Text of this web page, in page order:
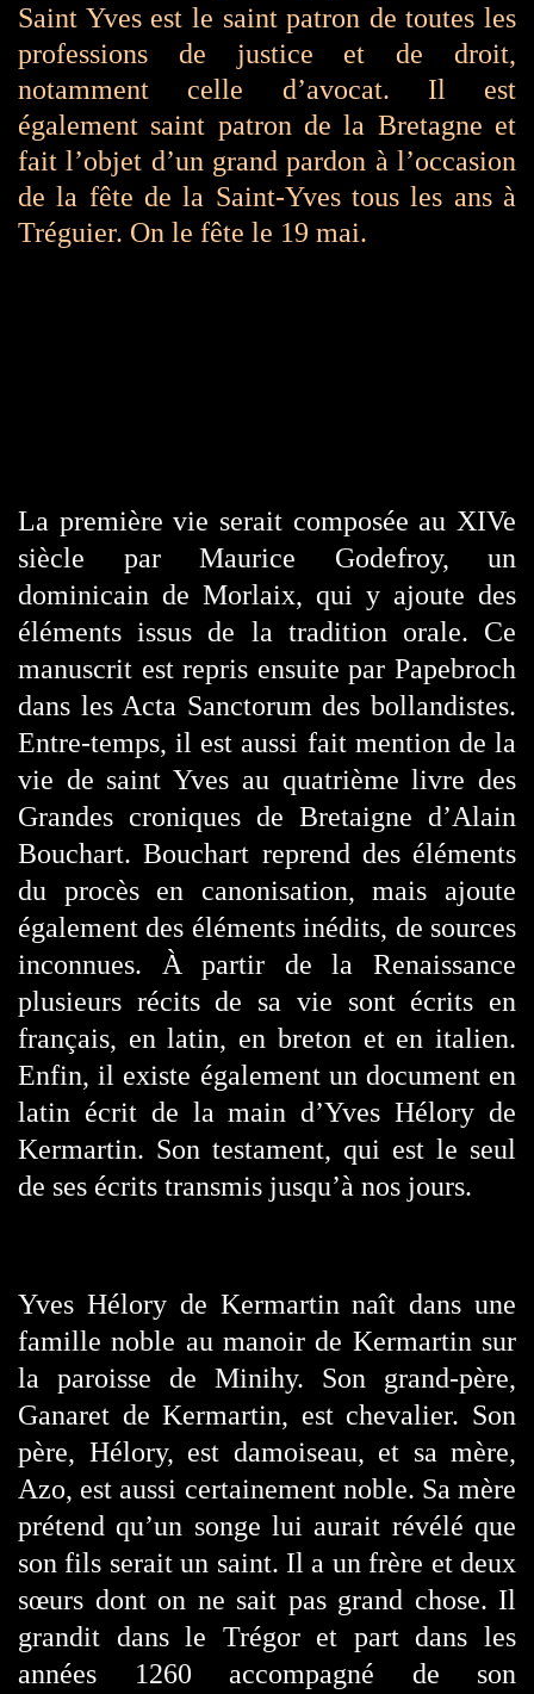
Saint Yves est le saint patron de toutes les
professions de justice et de droit,
notamment celle d’avocat. Il est
également saint patron de la Bretagne et
fait l’objet d’un grand pardon à l’occasion
de la fête de la Saint-Yves tous les ans à
Tréguier. On le fête le 19 mai.
La première vie serait composée au XIVe
siècle par Maurice Godefroy, un
dominicain de Morlaix, qui y ajoute des
éléments issus de la tradition orale. Ce
manuscrit est repris ensuite par Papebroch
dans les Acta Sanctorum des bollandistes.
Entre-temps, il est aussi fait mention de la
vie de saint Yves au quatrième livre des
Grandes croniques de Bretaigne d’Alain
Bouchart. Bouchart reprend des éléments
du procès en canonisation, mais ajoute
également des éléments inédits, de sources
inconnues. À partir de la Renaissance
plusieurs récits de sa vie sont écrits en
français, en latin, en breton et en italien.
Enfin, il existe également un document en
latin écrit de la main d’Yves Hélory de
Kermartin. Son testament, qui est le seul
de ses écrits transmis jusqu’à nos jours.
Yves Hélory de Kermartin naît dans une
famille noble au manoir de Kermartin sur
la paroisse de Minihy. Son grand-père,
Ganaret de Kermartin, est chevalier. Son
père, Hélory, est damoiseau, et sa mère,
Azo, est aussi certainement noble. Sa mère
prétend qu’un songe lui aurait révélé que
son fils serait un saint. Il a un frère et deux
sœurs dont on ne sait pas grand chose. Il
grandit dans le Trégor et part dans les
années 1260 accompagné de son